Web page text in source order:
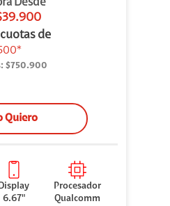
Desde
de
$750.900
Quiero
6.67"
Procesador
Qualcomm